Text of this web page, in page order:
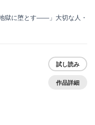
獄に堕とす――」大切な人・
試し読み
作品詳細